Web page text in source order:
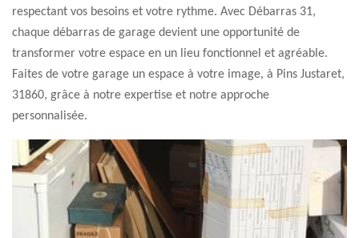
respectant vos besoins et votre rythme. Avec Débarras 31,
chaque débarras de garage devient une opportunité de
transformer votre espace en un lieu fonctionnel et agréable.
Faites de votre garage un espace à votre image, à Pins Justaret,
31860, grâce à notre expertise et notre approche
personnalisée.